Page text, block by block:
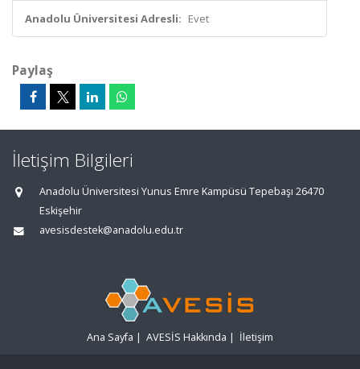
Anadolu Üniversitesi Adresli: Evet
Paylaş
İletişim Bilgileri
Anadolu Üniversitesi Yunus Emre Kampüsü Tepebaşı 26470
Eskişehir
avesisdestek@anadolu.edu.tr
Ana Sayfa | AVESİS Hakkında | İletişim